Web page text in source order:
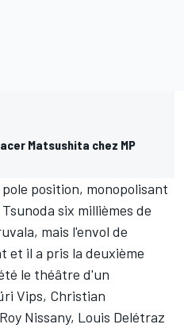
Matsushita chez MP
position, monopolisant
six millièmes de
mais l'envol de
et il a pris la deuxième
le théâtre d'un
Vips, Christian
Nissany, Louis Delétraz